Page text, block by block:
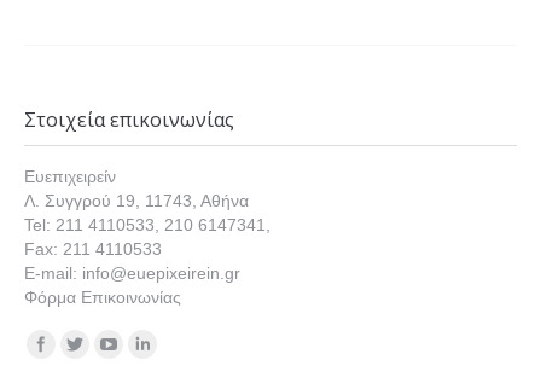
Στοιχεία επικοινωνίας
Ευεπιχειρείν
Λ. Συγγρού 19, 11743, Αθήνα
Tel: 211 4110533, 210 6147341,
Fax: 211 4110533
E-mail: info@euepixeirein.gr
Φόρμα Επικοινωνίας
Find us on: